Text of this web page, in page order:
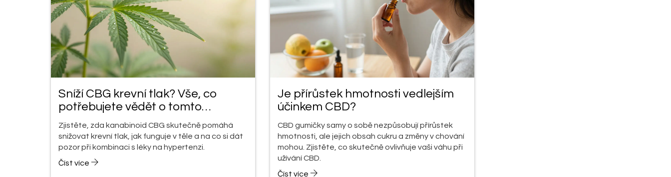
Sníží CBG krevní tlak? Vše, co
potřebujete vědět o tomto
kanabinoidu
Zjistěte, zda kanabinoid CBG skutečně pomáhá
snižovat krevní tlak, jak funguje v těle a na co si dát
pozor při kombinaci s léky na hypertenzi.
Číst více
Je přírůstek hmotnosti vedlejším
účinkem CBD?
CBD gumičky samy o sobě nezpůsobují přírůstek
hmotnosti, ale jejich obsah cukru a změny v chování
mohou. Zjistěte, co skutečně ovlivňuje vaši váhu při
užívání CBD.
Číst více